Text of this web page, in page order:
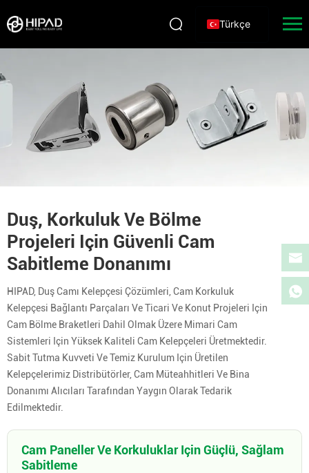
Türkçe
Duş, Korkuluk Ve Bölme
Projeleri Için Güvenli Cam
Sabitleme Donanımı
HIPAD, Duş Camı Kelepçesi Çözümleri, Cam Korkuluk
Kelepçesi Bağlantı Parçaları Ve Ticari Ve Konut Projeleri Için
Cam Bölme Braketleri Dahil Olmak Üzere Mimari Cam
Sistemleri Için Yüksek Kaliteli Cam Kelepçeleri Üretmektedir.
Sabit Tutma Kuvveti Ve Temiz Kurulum Için Üretilen
Kelepçelerimiz Distribütörler, Cam Müteahhitleri Ve Bina
Donanımı Alıcıları Tarafından Yaygın Olarak Tedarik
Edilmektedir.
Cam Paneller Ve Korkuluklar Için Güçlü, Sağlam
Sabitleme